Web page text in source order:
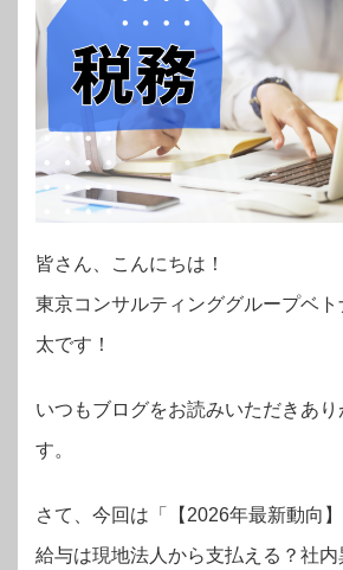
皆さん、こんにちは！
東京コンサルティンググループベ
太です！
いつもブログをお読みいただきあり
す。
さて、今回は「【2026年最新動向
給与は現地法人から支払える？社内